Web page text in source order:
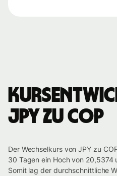
JPY zu COP
Der Wechselkurs von JPY zu
30 Tagen ein Hoch von 20,5374
Somit lag der durchschnittliche